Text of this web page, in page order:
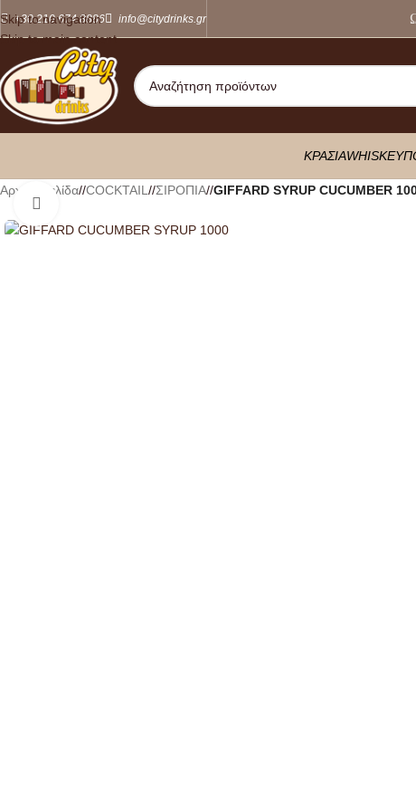
Skip to navigation
Skip to main content
+30 210 674 8886 info@citydrinks.gr
ΚΡΑΣΙΑWHISKEY
Αρχική σελίδα/ COCKTAIL / ΣΙΡΟΠΙΑ/ GIFFARD SYRUP CUCUMBER